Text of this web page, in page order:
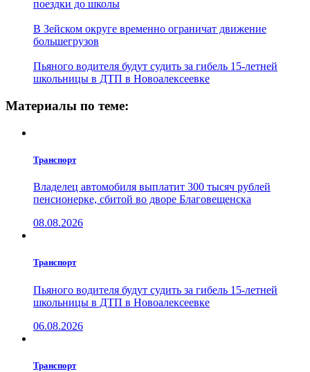
поездки до школы
В Зейском округе временно ограничат движение
большегрузов
Пьяного водителя будут судить за гибель 15-летней
школьницы в ДТП в Новоалексеевке
Материалы по теме:
Транспорт
Владелец автомобиля выплатит 300 тысяч рублей
пенсионерке, сбитой во дворе Благовещенска
08.08.2026
Транспорт
Пьяного водителя будут судить за гибель 15-летней
школьницы в ДТП в Новоалексеевке
06.08.2026
Транспорт